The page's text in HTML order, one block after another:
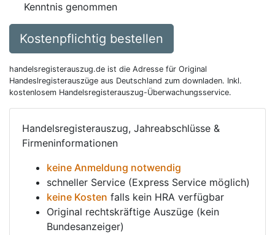
Kenntnis genommen
Kostenpflichtig bestellen
handelsregisterauszug.de ist die Adresse für Original
Handeslregisterauszüge aus Deutschland zum downladen. Inkl.
kostenlosem Handelsregisterauszug-Überwachungsservice.
Handelsregisterauszug, Jahreabschlüsse &
Firmeninformationen
keine Anmeldung notwendig
schneller Service (Express Service möglich)
keine Kosten falls kein HRA verfügbar
Original rechtskräftige Auszüge (kein
Bundesanzeiger)